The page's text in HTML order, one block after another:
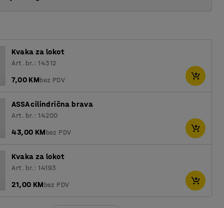
Kvaka za lokot
Art. br.: 14312
7,00 KMbez PDV
ASSA cilindrična brava
Art. br.: 14200
43,00 KMbez PDV
Kvaka za lokot
Art. br.: 14193
21,00 KMbez PDV